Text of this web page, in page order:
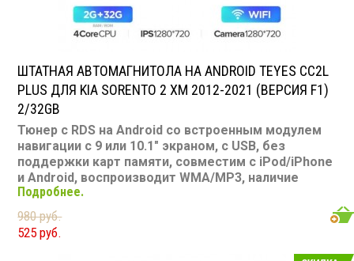
ШТАТНАЯ АВТОМАГНИТОЛА НА ANDROID TEYES CC2L
PLUS ДЛЯ KIA SORENTO 2 XM 2012-2021 (ВЕРСИЯ F1)
2/32GB
Тюнер с RDS на Android со встроенным модулем
навигации с 9 или 10.1" экраном, с USB, без
поддержки карт памяти, совместим с iPod/iPhone
и Android, воспроизводит WMA/MP3, наличие
Bluetooth, подключение камеры заднего вида,
подходит для Kia Sorento 2 XM 2012-2021
Размер: 2-DIN
Подсветка: многоцветная
Подробнее.
980 руб.
525 руб.